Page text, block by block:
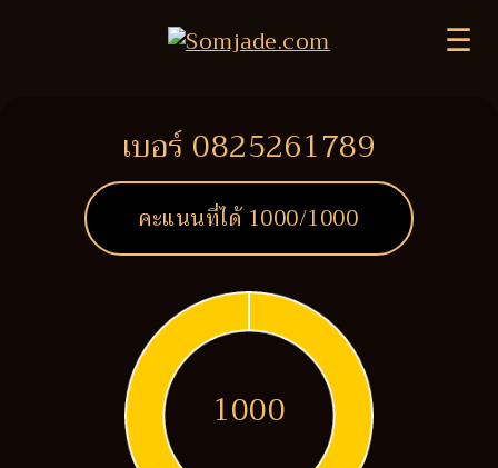
☰
เบอร์ 0825261789
คะแนนที่ได้ 1000/1000
1000